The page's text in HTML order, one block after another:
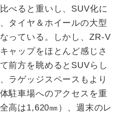
べると重いし、SUV化に
タイヤ＆ホイールの大型
っている。しかし、ZR-V
ャップをほとんど感じさ
前方を眺めるとSUVらし
ラゲッジスペースもより
駐車場へのアクセスを重
高は1,620㎜）、週末のレ